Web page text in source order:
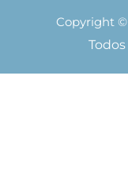
Copyright ©